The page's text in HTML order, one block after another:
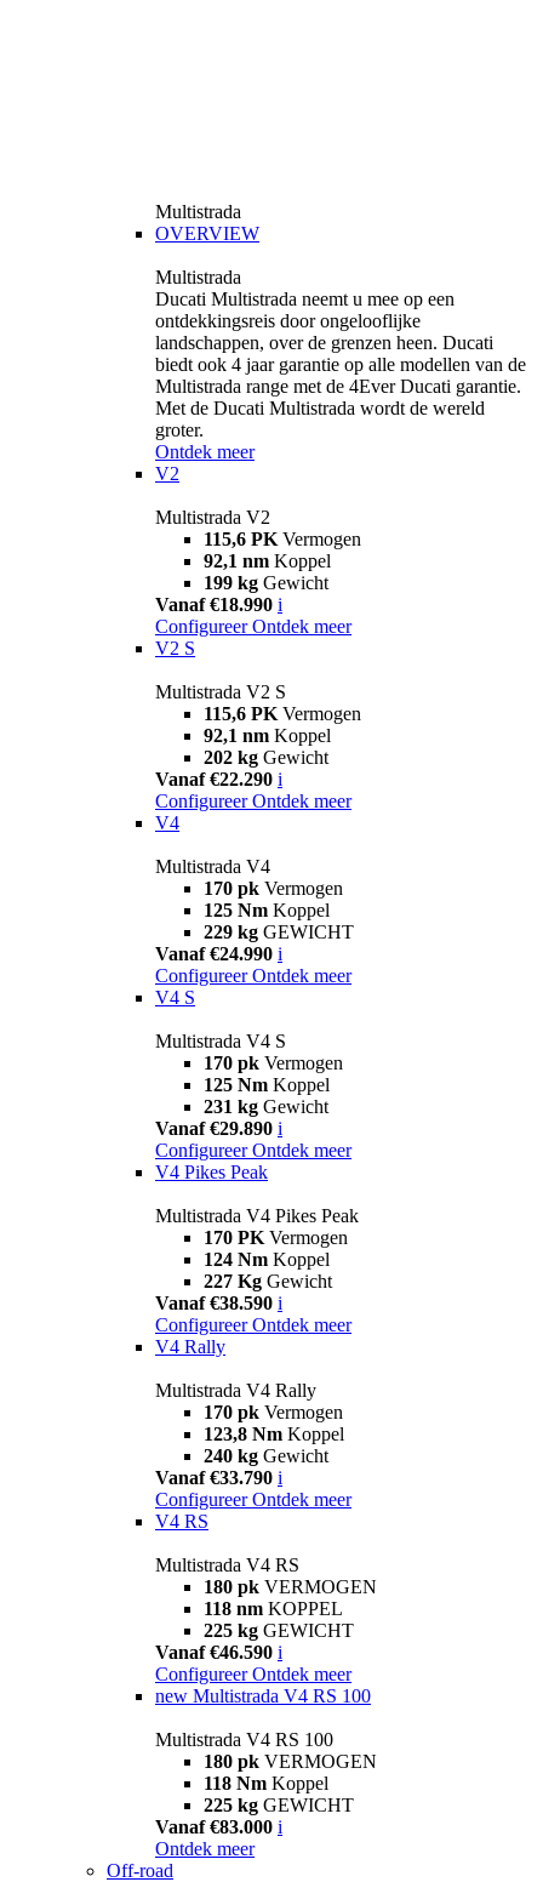
Multistrada
OVERVIEW
Multistrada
Ducati Multistrada neemt u mee op een
ontdekkingsreis door ongelooflijke
landschappen, over de grenzen heen. Ducati
biedt ook 4 jaar garantie op alle modellen van de
Multistrada range met de 4Ever Ducati garantie.
Met de Ducati Multistrada wordt de wereld
groter.
Ontdek meer
V2
Multistrada V2
115,6 PK Vermogen
92,1 nm Koppel
199 kg Gewicht
Vanaf €18.990 i
Configureer Ontdek meer
V2 S
Multistrada V2 S
115,6 PK Vermogen
92,1 nm Koppel
202 kg Gewicht
Vanaf €22.290 i
Configureer Ontdek meer
V4
Multistrada V4
170 pk Vermogen
125 Nm Koppel
229 kg GEWICHT
Vanaf €24.990 i
Configureer Ontdek meer
V4 S
Multistrada V4 S
170 pk Vermogen
125 Nm Koppel
231 kg Gewicht
Vanaf €29.890 i
Configureer Ontdek meer
V4 Pikes Peak
Multistrada V4 Pikes Peak
170 PK Vermogen
124 Nm Koppel
227 Kg Gewicht
Vanaf €38.590 i
Configureer Ontdek meer
V4 Rally
Multistrada V4 Rally
170 pk Vermogen
123,8 Nm Koppel
240 kg Gewicht
Vanaf €33.790 i
Configureer Ontdek meer
V4 RS
Multistrada V4 RS
180 pk VERMOGEN
118 nm KOPPEL
225 kg GEWICHT
Vanaf €46.590 i
Configureer Ontdek meer
new Multistrada V4 RS 100
Multistrada V4 RS 100
180 pk VERMOGEN
118 Nm Koppel
225 kg GEWICHT
Vanaf €83.000 i
Ontdek meer
Off-road